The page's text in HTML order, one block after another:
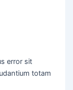
error sit
totam